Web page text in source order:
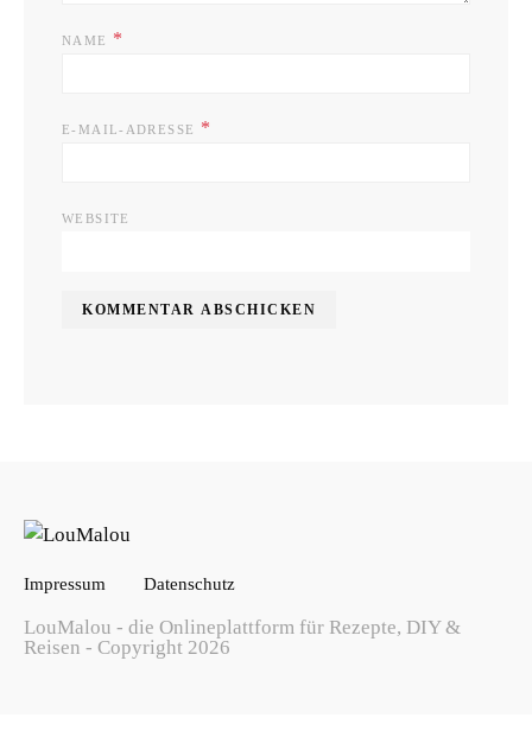
NAME *
E-MAIL-ADRESSE *
WEBSITE
Impressum Datenschutz
LouMalou - die Onlineplattform für Rezepte, DIY &
Reisen - Copyright 2026